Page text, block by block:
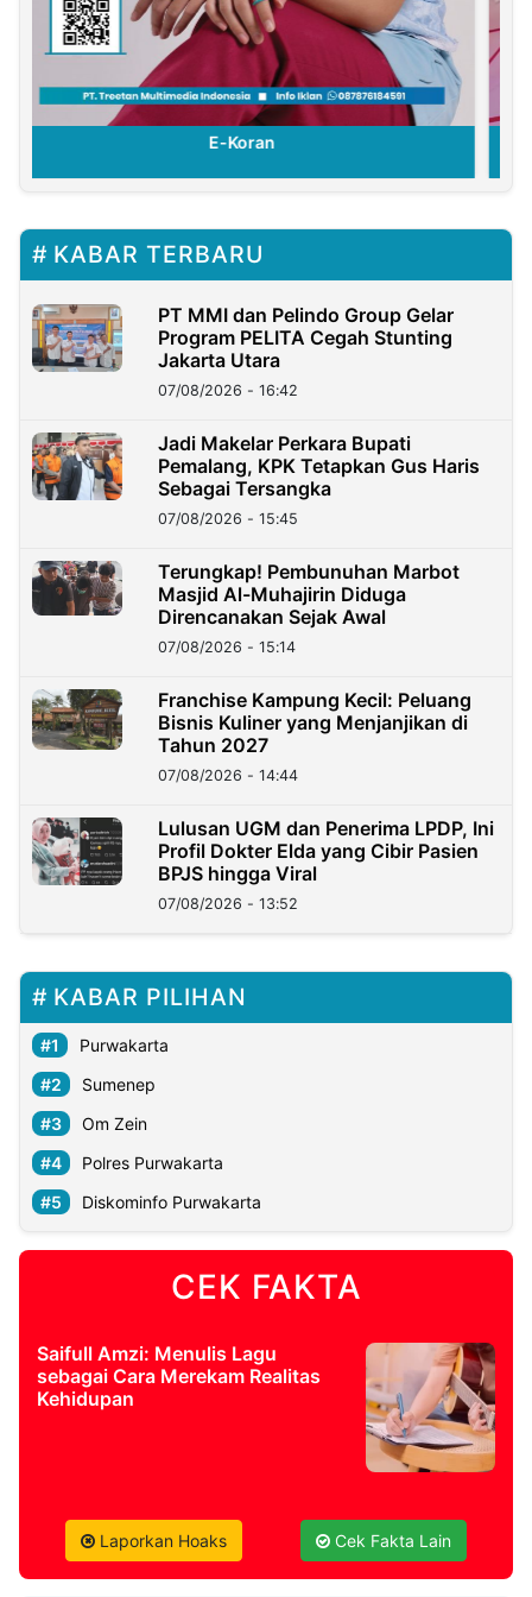
E-Koran
KABAR TERBARU
PT MMI dan Pelindo Group Gelar
Program PELITA Cegah Stunting
Jakarta Utara
07/08/2026 - 16:42
Jadi Makelar Perkara Bupati
Pemalang, KPK Tetapkan Gus Haris
Sebagai Tersangka
07/08/2026 - 15:45
Terungkap! Pembunuhan Marbot
Masjid Al-Muhajirin Diduga
Direncanakan Sejak Awal
07/08/2026 - 15:14
Franchise Kampung Kecil: Peluang
Bisnis Kuliner yang Menjanjikan di
Tahun 2027
07/08/2026 - 14:44
Lulusan UGM dan Penerima LPDP, Ini
Profil Dokter Elda yang Cibir Pasien
BPJS hingga Viral
07/08/2026 - 13:52
KABAR PILIHAN
Purwakarta
Sumenep
Om Zein
Polres Purwakarta
Diskominfo Purwakarta
CEK FAKTA
Saifull Amzi: Menulis Lagu
sebagai Cara Merekam Realitas
Kehidupan
Laporkan Hoaks Cek Fakta Lain